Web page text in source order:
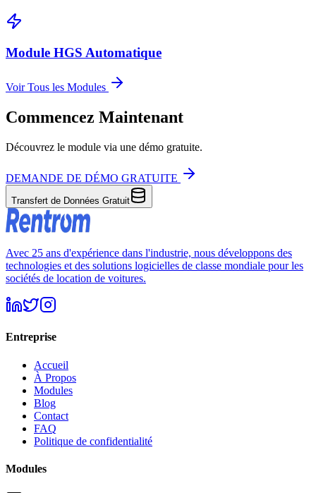
Module HGS Automatique
Voir Tous les Modules
Commencez Maintenant
Découvrez le module via une démo gratuite.
DEMANDE DE DÉMO GRATUITE
Transfert de Données Gratuit
Avec 25 ans d'expérience dans l'industrie, nous développons des
technologies et des solutions logicielles de classe mondiale pour les
sociétés de location de voitures.
Entreprise
Accueil
À Propos
Modules
Blog
Contact
FAQ
Politique de confidentialité
Modules